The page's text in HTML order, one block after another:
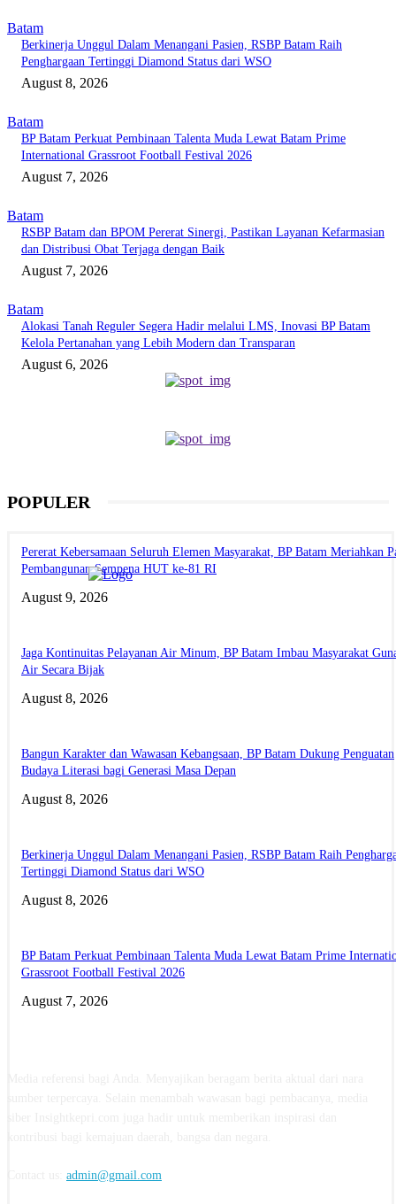
Batam
Berkinerja Unggul Dalam Menangani Pasien, RSBP Batam Raih
Penghargaan Tertinggi Diamond Status dari WSO
August 8, 2026
Batam
BP Batam Perkuat Pembinaan Talenta Muda Lewat Batam Prime
International Grassroot Football Festival 2026
August 7, 2026
Batam
RSBP Batam dan BPOM Pererat Sinergi, Pastikan Layanan Kefarmasian
dan Distribusi Obat Terjaga dengan Baik
August 7, 2026
Batam
Alokasi Tanah Reguler Segera Hadir melalui LMS, Inovasi BP Batam
Kelola Pertanahan yang Lebih Modern dan Transparan
August 6, 2026
POPULER
Pererat Kebersamaan Seluruh Elemen Masyarakat, BP Batam Meriahkan
Pembangunan Sempena HUT ke-81 RI
August 9, 2026
Jaga Kontinuitas Pelayanan Air Minum, BP Batam Imbau Masyarakat
Air Secara Bijak
August 8, 2026
Bangun Karakter dan Wawasan Kebangsaan, BP Batam Dukung Penguatan
Budaya Literasi bagi Generasi Masa Depan
August 8, 2026
Berkinerja Unggul Dalam Menangani Pasien, RSBP Batam Raih
Tertinggi Diamond Status dari WSO
August 8, 2026
BP Batam Perkuat Pembinaan Talenta Muda Lewat Batam Prime
Grassroot Football Festival 2026
August 7, 2026
admin@gmail.com